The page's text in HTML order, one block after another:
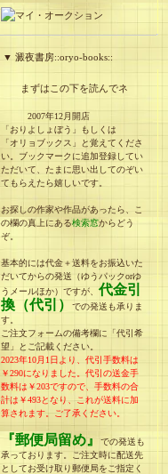
▼ 澱夜書房::oryo-books::
まずはこの下を読んでネ
2007年12月開店
「おりよしょぼう」もしくは
「オリョブックス」と覚えてくださ
い。ブックマークに追加登録してい
ただいて、たまに思い出してのぞい
てもらえたら嬉しいです。
お探しの作家や作品があったら、こ
の欄の真上にある検索窓からどう
ぞ。
基本的には代金＋送料をお振込いた
だいてからの発送（ゆうパックorゆ
うメールほか）ですが、代金引
換（代引）
での発送も承りま
す。
ご注文フォームの備考欄に「代引希
望」とご記載ください。
2023年10月1日より、代引手数料は
￥290になりました。 代引の送金手
数料は￥203ですので、手数料の合
計は ￥493となり、これが送料に加
算されます。
ご了承ください。
『郵便局留め』
での発送も
承っております。ご注文時に配送先
としてお受け取り郵便局をご指定く